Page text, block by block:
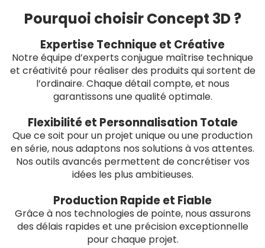
Pourquoi choisir Concept 3D ?
Expertise Technique et Créative
Notre équipe d’experts conjugue maîtrise technique
et créativité pour réaliser des produits qui sortent de
l’ordinaire. Chaque détail compte, et nous
garantissons une qualité optimale.
Flexibilité et Personnalisation Totale
Que ce soit pour un projet unique ou une production
en série, nous adaptons nos solutions à vos attentes.
Nos outils avancés permettent de concrétiser vos
idées les plus ambitieuses.
Production Rapide et Fiable
Grâce à nos technologies de pointe, nous assurons
des délais rapides et une précision exceptionnelle
pour chaque projet.